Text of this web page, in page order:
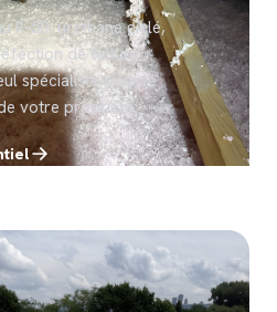
R-50, uréthane giclé,
de toiture
spécialiste pour le
votre propriété.